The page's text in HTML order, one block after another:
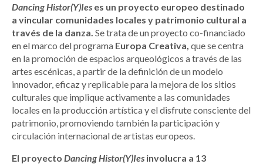
Dancing Histor(Y)Ies es un proyecto europeo destinado
a vincular comunidades locales y patrimonio cultural a
través de la danza. Se trata de un proyecto co-financiado
en el marco del programa Europa Creativa, que se centra
en la promoción de espacios arqueológicos a través de las
artes escénicas, a partir de la definición de un modelo
innovador, eficaz y replicable para la mejora de los sitios
culturales que implique activamente a las comunidades
locales en la producción artística y el disfrute consciente del
patrimonio, promoviendo también la participación y
circulación internacional de artistas europeos.
El proyecto Dancing Histor(Y)Ies involucra a 13